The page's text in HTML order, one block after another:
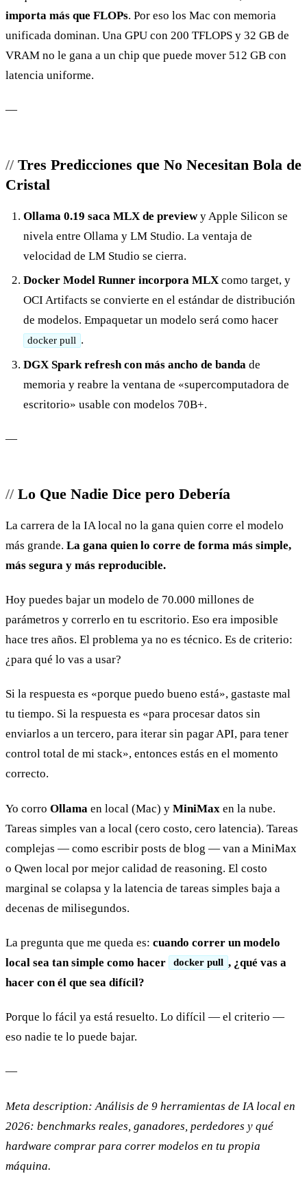
importa más que FLOPs. Por eso los Mac con memoria
unificada dominan. Una GPU con 200 TFLOPS y 32 GB de
VRAM no le gana a un chip que puede mover 512 GB con
latencia uniforme.
—
Tres Predicciones que No Necesitan Bola de
Cristal
Ollama 0.19 saca MLX de previewy Apple Silicon se
nivela entre Ollama y LM Studio. La ventaja de
velocidad de LM Studio se cierra.
Docker Model Runner incorpora MLXcomo target, y
OCI Artifacts se convierte en el estándar de distribución
de modelos. Empaquetar un modelo será como hacer
docker pull .
DGX Spark refresh con más ancho de bandade
memoria y reabre la ventana de «supercomputadora de
escritorio» usable con modelos 70B+.
—
Lo Que Nadie Dice pero Debería
La carrera de la IA local no la gana quien corre el modelo
más grande. La gana quien lo corre de forma más simple,
más segura y más reproducible.
Hoy puedes bajar un modelo de 70.000 millones de
parámetros y correrlo en tu escritorio. Eso era imposible
hace tres años. El problema ya no es técnico. Es de criterio:
¿para qué lo vas a usar?
Si la respuesta es «porque puedo bueno está», gastaste mal
tu tiempo. Si la respuesta es «para procesar datos sin
enviarlos a un tercero, para iterar sin pagar API, para tener
control total de mi stack», entonces estás en el momento
correcto.
Yo corro Ollama en local (Mac) y MiniMax en la nube.
Tareas simples van a local (cero costo, cero latencia). Tareas
complejas — como escribir posts de blog — van a MiniMax
o Qwen local por mejor calidad de reasoning. El costo
marginal se colapsa y la latencia de tareas simples baja a
decenas de milisegundos.
La pregunta que me queda es: cuando correr un modelo
local sea tan simple como hacer
docker pull , ¿qué vas a
hacer con él que sea difícil?
Porque lo fácil ya está resuelto. Lo difícil — el criterio —
eso nadie te lo puede bajar.
—
Meta description: Análisis de 9 herramientas de IA local en
2026: benchmarks reales, ganadores, perdedores y qué
hardware comprar para correr modelos en tu propia
máquina.